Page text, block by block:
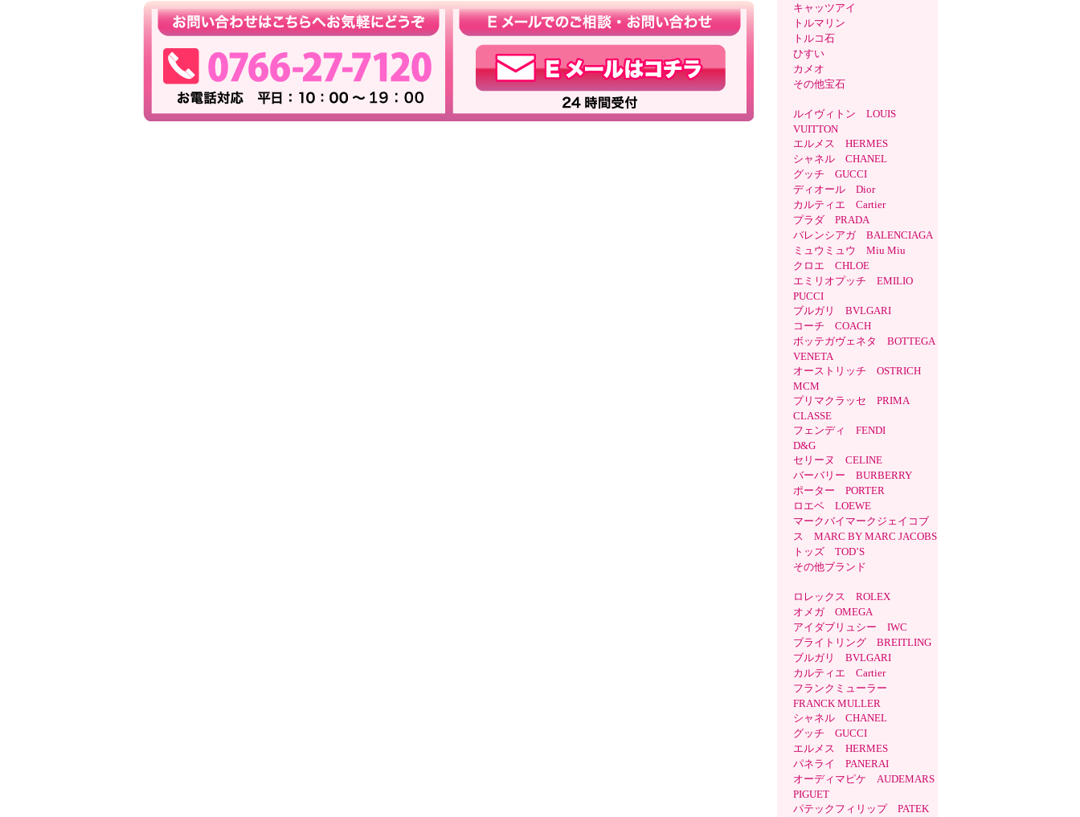
キャッツアイ
トルマリン
トルコ石
ひすい
カメオ
その他宝石
ルイヴィトン LOUIS
VUITTON
エルメス HERMES
シャネル CHANEL
グッチ GUCCI
ディオール Dior
カルティエ Cartier
プラダ PRADA
バレンシアガ BALENCIAGA
ミュウミュウ Miu Miu
クロエ CHLOE
エミリオプッチ EMILIO
PUCCI
ブルガリ BVLGARI
コーチ COACH
ボッテガヴェネタ BOTTEGA
VENETA
オーストリッチ OSTRICH
MCM
プリマクラッセ PRIMA
CLASSE
フェンディ FENDI
D&G
セリーヌ CELINE
バーバリー BURBERRY
ポーター PORTER
ロエベ LOEWE
マークバイマークジェイコブ
ス MARC BY MARC JACOBS
トッズ TOD’S
その他ブランド
ロレックス ROLEX
オメガ OMEGA
アイダブリュシー IWC
ブライトリング BREITLING
ブルガリ BVLGARI
カルティエ Cartier
フランクミューラー
FRANCK MULLER
シャネル CHANEL
グッチ GUCCI
エルメス HERMES
パネライ PANERAI
オーディマピケ AUDEMARS
PIGUET
パテックフィリップ PATEK